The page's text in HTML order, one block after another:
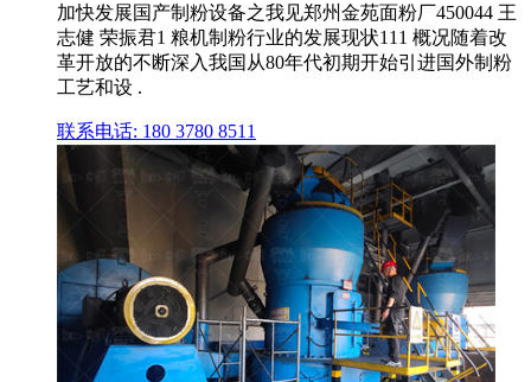
加快发展国产制粉设备之我见郑州金苑面粉厂450044 王
志健 荣振君1 粮机制粉行业的发展现状111 概况随着改
革开放的不断深入我国从80年代初期开始引进国外制粉
工艺和设 .
联系电话: 180 3780 8511